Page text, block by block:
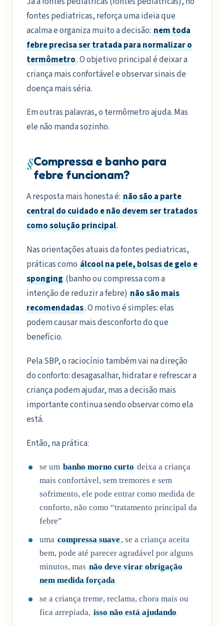
fontes pediatricas, reforça uma ideia que
acalma e organiza muito a decisão: nem toda
febre precisa ser tratada para normalizar o
termômetro. O objetivo principal é deixar a
criança mais confortável e observar sinais de
doença mais séria.
Em outras palavras, o termômetro ajuda. Mas
ele não manda sozinho.
§Compressa e banho para
febre funcionam?
A resposta mais honesta é: não são a parte
central do cuidado e não devem ser tratados
como solução principal.
Nas orientações atuais da fontes pediatricas,
práticas como álcool na pele, bolsas de gelo e
sponging (banho ou compressa com a
intenção de reduzir a febre) não são mais
recomendadas. O motivo é simples: elas
podem causar mais desconforto do que
benefício.
Pela SBP, o raciocínio também vai na direção
do conforto: desagasalhar, hidratar e refrescar a
criança podem ajudar, mas a decisão mais
importante continua sendo observar como ela
está.
Então, na prática:
se um banho morno curto deixa a criança
mais confortável, sem tremores e sem
sofrimento, ele pode entrar como medida de
conforto, não como “tratamento principal da
febre”
uma compressa suave, se a criança aceita
bem, pode até parecer agradável por alguns
minutos, mas não deve virar obrigação
nem medida forçada
se a criança treme, reclama, chora mais ou
fica arrepiada, isso não está ajudando